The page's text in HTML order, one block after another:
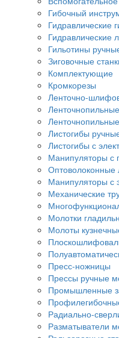
Гибочный
Гидравлические
Гидравлические
Гильотины
Зиговочные
Комплектующие
Кромкорезы
Ленточно-
Листогибы
Листогибы с
Манипуляторы с
Оптоволоконные
Манипуляторы с
Механические
Молотки
Молоты
Пресс-ножницы
Прессы ручные
Промышленные
Радиально-
Разматыватели